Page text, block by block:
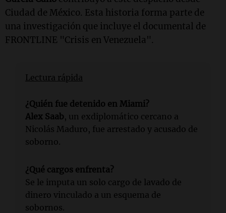
Ciudad de México. Esta historia forma parte de
una investigación que incluye el documental de
FRONTLINE "Crisis en Venezuela".
Lectura rápida
¿Quién fue detenido en Miami?
Alex Saab, un exdiplomático cercano a
Nicolás Maduro, fue arrestado y acusado de
soborno.
¿Qué cargos enfrenta?
Se le imputa un solo cargo de lavado de
dinero vinculado a un esquema de
sobornos.